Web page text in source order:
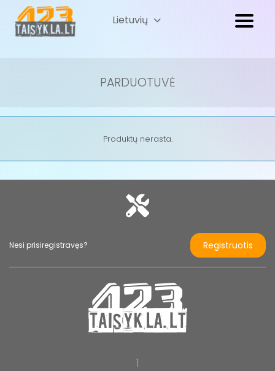
Lietuvių
PARDUOTUVĖ
Produktų nerasta.
Nesi prisiregistravęs? Registruotis
1